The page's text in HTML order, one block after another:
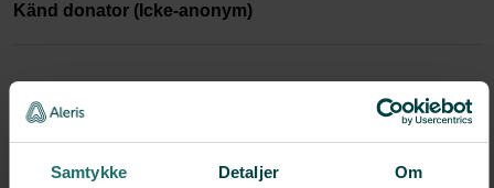
Samtykke Detaljer Om
Känd donator (Icke-anonym)
Om du vill veta mer om